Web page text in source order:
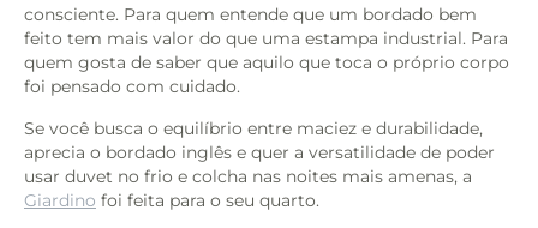
consciente. Para quem entende que um bordado bem
feito tem mais valor do que uma estampa industrial. Para
quem gosta de saber que aquilo que toca o próprio corpo
foi pensado com cuidado.
Se você busca o equilíbrio entre maciez e durabilidade,
aprecia o bordado inglês e quer a versatilidade de poder
usar duvet no frio e colcha nas noites mais amenas, a
Giardino foi feita para o seu quarto.